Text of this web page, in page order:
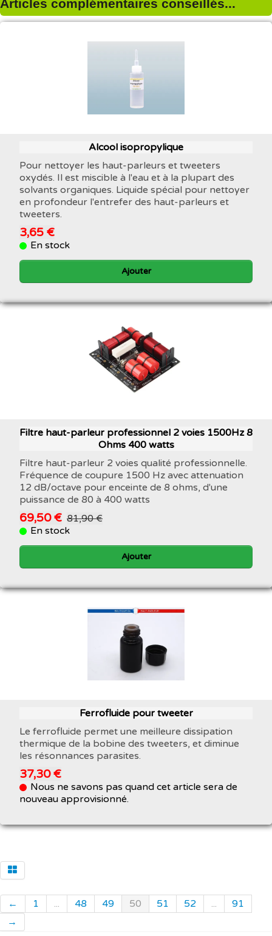
Articles complémentaires conseillés...
Alcool isopropylique
Pour nettoyer les haut-parleurs et tweeters
oxydés. Il est miscible à l'eau et à la plupart des
solvants organiques. Liquide spécial pour nettoyer
en profondeur l'entrefer des haut-parleurs et
tweeters.
3,65 €
En stock
Ajouter
Filtre haut-parleur professionnel 2 voies 1500Hz 8
Ohms 400 watts
Filtre haut-parleur 2 voies qualité professionnelle.
Fréquence de coupure 1500 Hz avec attenuation
12 dB/octave pour enceinte de 8 ohms, d'une
puissance de 80 à 400 watts
69,50 € 81,90 €
En stock
Ajouter
Ferrofluide pour tweeter
Le ferrofluide permet une meilleure dissipation
thermique de la bobine des tweeters, et diminue
les résonnances parasites.
37,30 €
Nous ne savons pas quand cet article sera de
nouveau approvisionné.
← 1 ... 48 49 50 51 52 ...
91
→